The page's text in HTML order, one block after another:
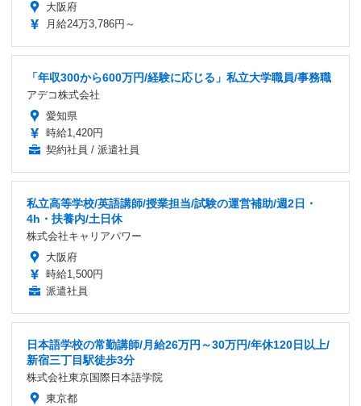
大阪府
月給24万3,786円～
「年収300から600万円/経験に応じる」私立大学職員/事務職
アデコ株式会社
愛知県
時給1,420円
契約社員 / 派遣社員
私立高等学校/英語講師/授業担当/試験の運営補助/週2日・
4h・扶養内/土日休
株式会社キャリアパワー
大阪府
時給1,500円
派遣社員
日本語学校の常勤講師/月給26万円～30万円/年休120日以上/
新宿三丁目駅徒歩3分
株式会社東京国際日本語学院
東京都